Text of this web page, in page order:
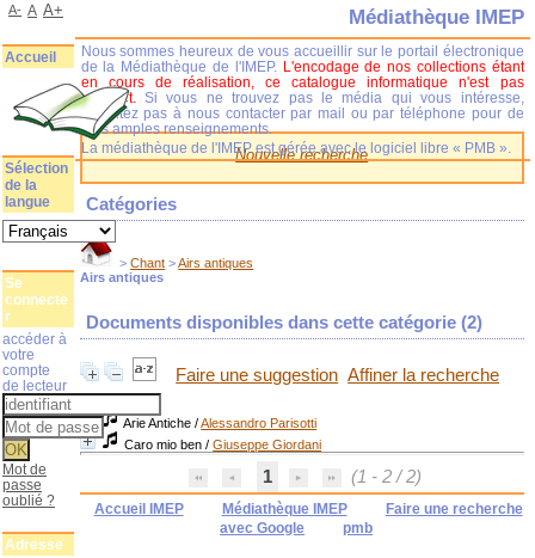
Nouvelle recherche
Catégories
>Chant >Airs antiques
Airs antiques
Documents disponibles dans cette catégorie (2)
Faire une suggestion Affiner la recherche
Arie Antiche /Alessandro Parisotti
Caro mio ben /Giuseppe Giordani
1 (1 - 2 / 2)
Accueil IMEP Médiathèque IMEP
Faire une recherche
avec Google
pmb
Médiathèque IMEP
Nous sommes heureux de vous accueillir sur le portail électronique
de la Médiathèque de l'IMEP. L'encodage de nos collections étant
en cours de réalisation, ce catalogue informatique n'est pas
complet.
Si vous ne trouvez pas le média qui vous intéresse,
n'hésitez pas à nous contacter par mail ou par téléphone pour de
plus amples renseignements.
La médiathèque de l'IMEP est gérée avec le logiciel libre « PMB ».
A- A A+
Accueil
Sélection
de la
langue
Se
connecte
r
accéder à
votre
compte
de lecteur
Mot de
passe
oublié ?
Adresse